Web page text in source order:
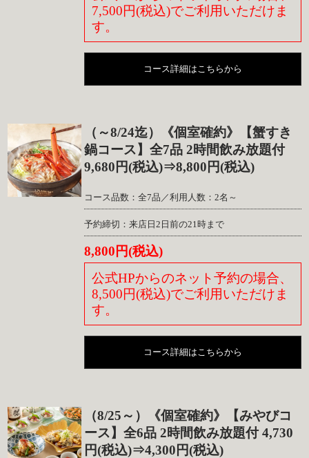
7,500円(税込)でご利用いただけま
す。
コース詳細はこちらから
（～8/24迄）《個室確約》【蟹すき
鍋コース】全7品 2時間飲み放題付
9,680円(税込)⇒8,800円(税込)
コース品数：全7品／利用人数：2名～
予約締切：来店日2日前の21時まで
8,800円(税込)
公式HPからのネット予約の場合、
8,500円(税込)でご利用いただけま
す。
コース詳細はこちらから
（8/25～）《個室確約》【みやびコ
ース】全6品 2時間飲み放題付 4,730
円(税込)⇒4,300円(税込)